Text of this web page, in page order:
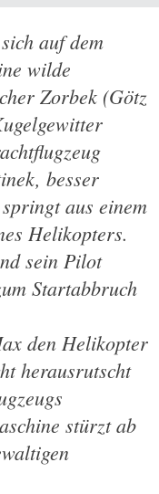
auf dem
wilde
Zorbek (Götz
besser
aus einem
Helikopters.
sein Pilot
Startabbruch
den Helikopter
herausrutscht
stürzt ab